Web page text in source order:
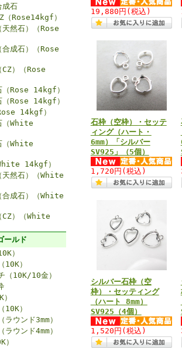
成石
（Rose14kgf）
然石）（Rose
成石）（Rose
）（Rose
（Rose 14kgf）
（Rose 14kgf）
14kgf）
（White
（White
14kgf）
天然石）（White
合成石）（White
CZ）（White
ールド
）
10K）
（10K/10金）
10K）
ウンド3mm）
ウンド4mm）
）
19,880円 (税込)
石枠（空枠）・セッテ
ィング（ハート・
6mm）「シルバー
SV925」（5個）
1,720円 (税込)
シルバー石枠（空
枠）・セッティング
（ハート 8mm）
SV925（4個）
1,520円 (税込)